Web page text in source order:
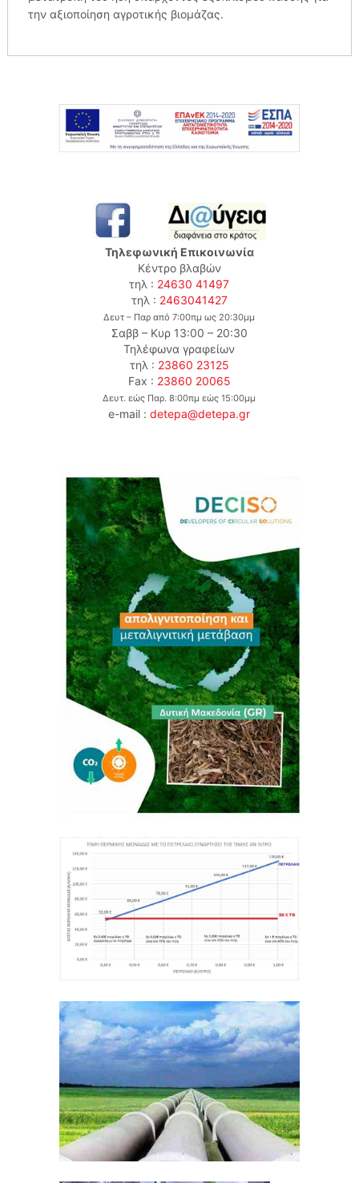
την αξιοποίηση αγροτικής βιομάζας.
Τηλεφωνική Επικοινωνία
Κέντρο βλαβών
τηλ : 24630 41497
τηλ : 2463041427
Δευτ – Παρ από 7:00πμ ως 20:30μμ
Σαββ – Κυρ 13:00 – 20:30
Τηλέφωνα γραφείων
τηλ : 23860 23125
Fax : 23860 20065
Δευτ. εώς Παρ. 8:00πμ εώς 15:00μμ
e-mail :detepa@detepa.gr